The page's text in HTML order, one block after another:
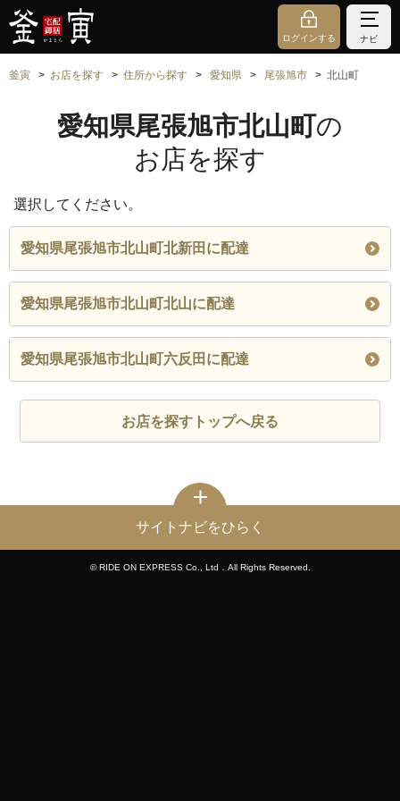
ログインする ナビ
釜寅 お店を探す 住所から探す 愛知県 尾張旭市 北山町
愛知県尾張旭市北山町の
お店を探す
選択してください。
愛知県尾張旭市北山町北新田に配達
愛知県尾張旭市北山町北山に配達
愛知県尾張旭市北山町六反田に配達
お店を探すトップへ戻る
サイトナビをひらく
© RIDE ON EXPRESS Co., Ltd．All Rights Reserved.